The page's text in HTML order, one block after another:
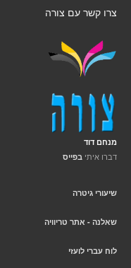
צרו קשר עם צורה
מנחם דוד
דברו איתי בפייס
שיעורי גיטרה
שאלנה - אתר טריוויה
לוח עברי לועזי